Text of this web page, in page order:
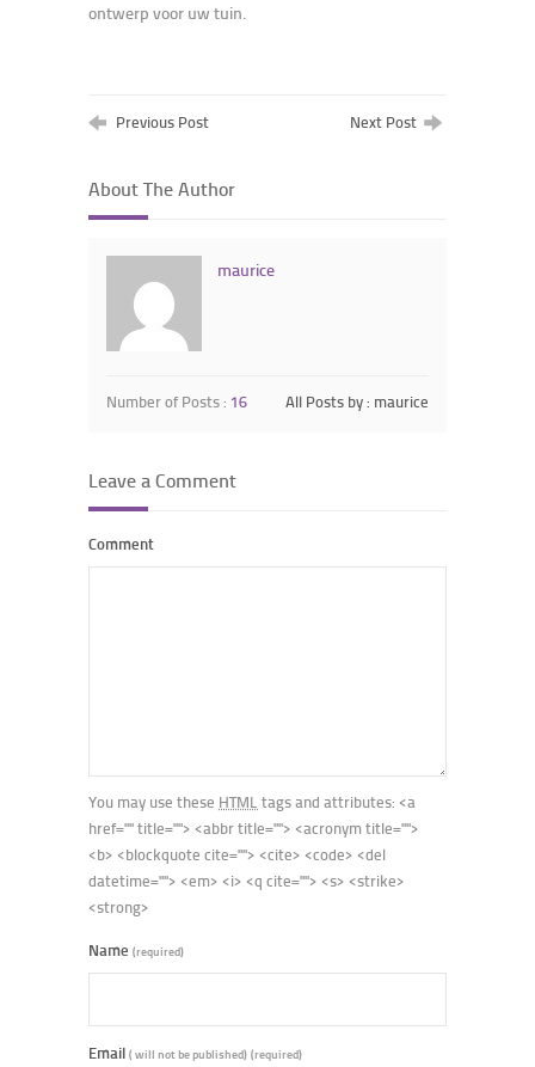
ontwerp voor uw tuin.
Previous Post Next Post
About The Author
maurice
Number of Posts : 16 All Posts by : maurice
Leave a Comment
Comment
You may use these HTML tags and attributes: <a
href="" title=""> <abbr title=""> <acronym title="">
<b> <blockquote cite=""> <cite> <code> <del
datetime=""> <em> <i> <q cite=""> <s> <strike>
<strong>
Name (required)
Email ( will not be published) (required)